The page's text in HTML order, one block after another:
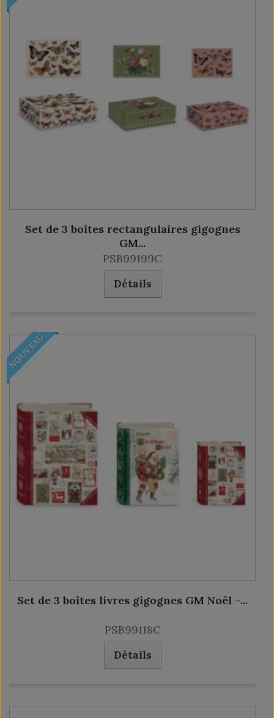
Set de 3 boîtes rectangulaires gigognes
GM...
PSB99199C
Détails
NOUVEAU
Set de 3 boîtes livres gigognes GM Noël -...
PSB99118C
Détails